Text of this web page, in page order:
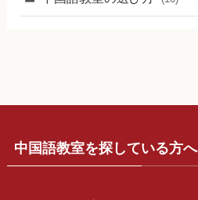
中国語教室を探している方へ